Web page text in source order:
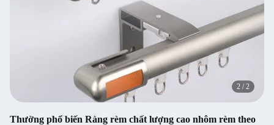
2 /2
Thường phổ biến Ràng rèm chất lượng cao nhôm rèm theo